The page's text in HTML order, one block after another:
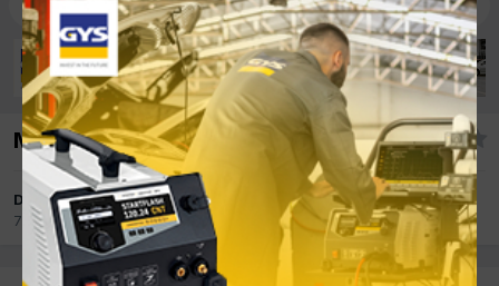
Macchinario per pulizia dpf
Da enzo car
7 Settembre 2017inInformazione e Tecnica